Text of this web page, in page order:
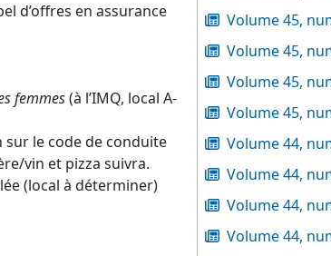
d’offres en assurance
femmes(à l’IMQ, local A-
sur le code de conduite
vin et pizza suivra.
(local à déterminer)
Volume 45,
Volume 45,
Volume 45,
Volume 45,
Volume 44,
Volume 44,
Volume 44,
Volume 44,